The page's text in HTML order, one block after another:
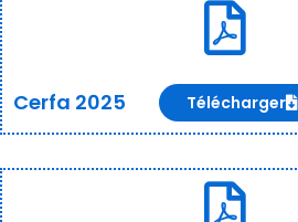
Cerfa 2025 Télécharger